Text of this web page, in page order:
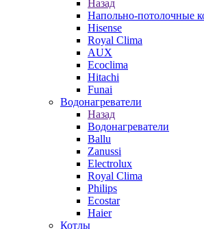
Назад
Напольно-потолочные
Hisense
Royal Clima
AUX
Ecoclima
Hitachi
Funai
Водонагреватели
Назад
Водонагреватели
Ballu
Zanussi
Electrolux
Royal Clima
Philips
Ecostar
Haier
Котлы